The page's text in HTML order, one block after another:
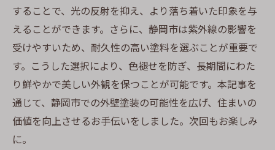
することで、光の反射を抑え、より落ち着いた印象を与
えることができます。さらに、静岡市は紫外線の影響を
受けやすいため、耐久性の高い塗料を選ぶことが重要で
す。こうした選択により、色褪せを防ぎ、長期間にわた
り鮮やかで美しい外観を保つことが可能です。本記事を
通じて、静岡市での外壁塗装の可能性を広げ、住まいの
価値を向上させるお手伝いをしました。次回もお楽しみ
に。